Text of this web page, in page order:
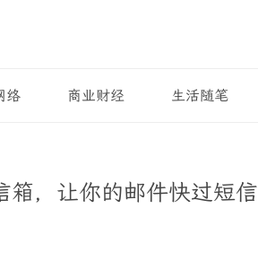
络 商业财经 生活随笔
箱，让你的邮件快过短信